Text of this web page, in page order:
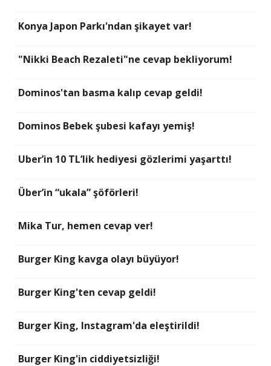
Konya Japon Parkı'ndan şikayet var!
"Nikki Beach Rezaleti"ne cevap bekliyorum!
Dominos'tan basma kalıp cevap geldi!
Dominos Bebek şubesi kafayı yemiş!
Uber’in 10 TL’lik hediyesi gözlerimi yaşarttı!
Über’in “ukala” şöförleri!
Mika Tur, hemen cevap ver!
Burger King kavga olayı büyüyor!
Burger King'ten cevap geldi!
Burger King, Instagram'da eleştirildi!
Burger King'in ciddiyetsizliği!